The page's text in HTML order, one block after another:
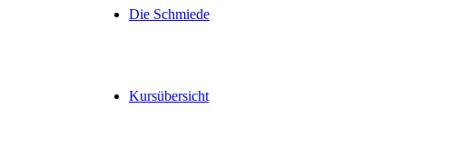
Die Schmiede
Kursübersicht